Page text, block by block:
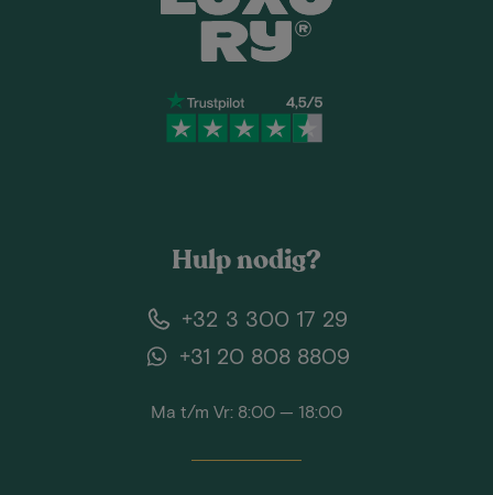
Hulp nodig?
+32 3 300 17 29
+31 20 808 8809
Ma t/m Vr: 8:00 — 18:00